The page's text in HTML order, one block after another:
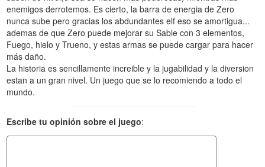
enemigos derrotemos. Es cierto, la barra de energia de Zero
nunca sube pero gracias los abdundantes elf eso se amortigua...
ademas de que Zero puede mejorar su Sable con 3 elementos,
Fuego, hielo y Trueno, y estas armas se puede cargar para hacer
más daño.
La historia es sencillamente increible y la jugabilidad y la diversion
estan a un gran nivel. Un juego que se lo recomiendo a todo el
mundo.
Escribe tu opinión sobre el juego: